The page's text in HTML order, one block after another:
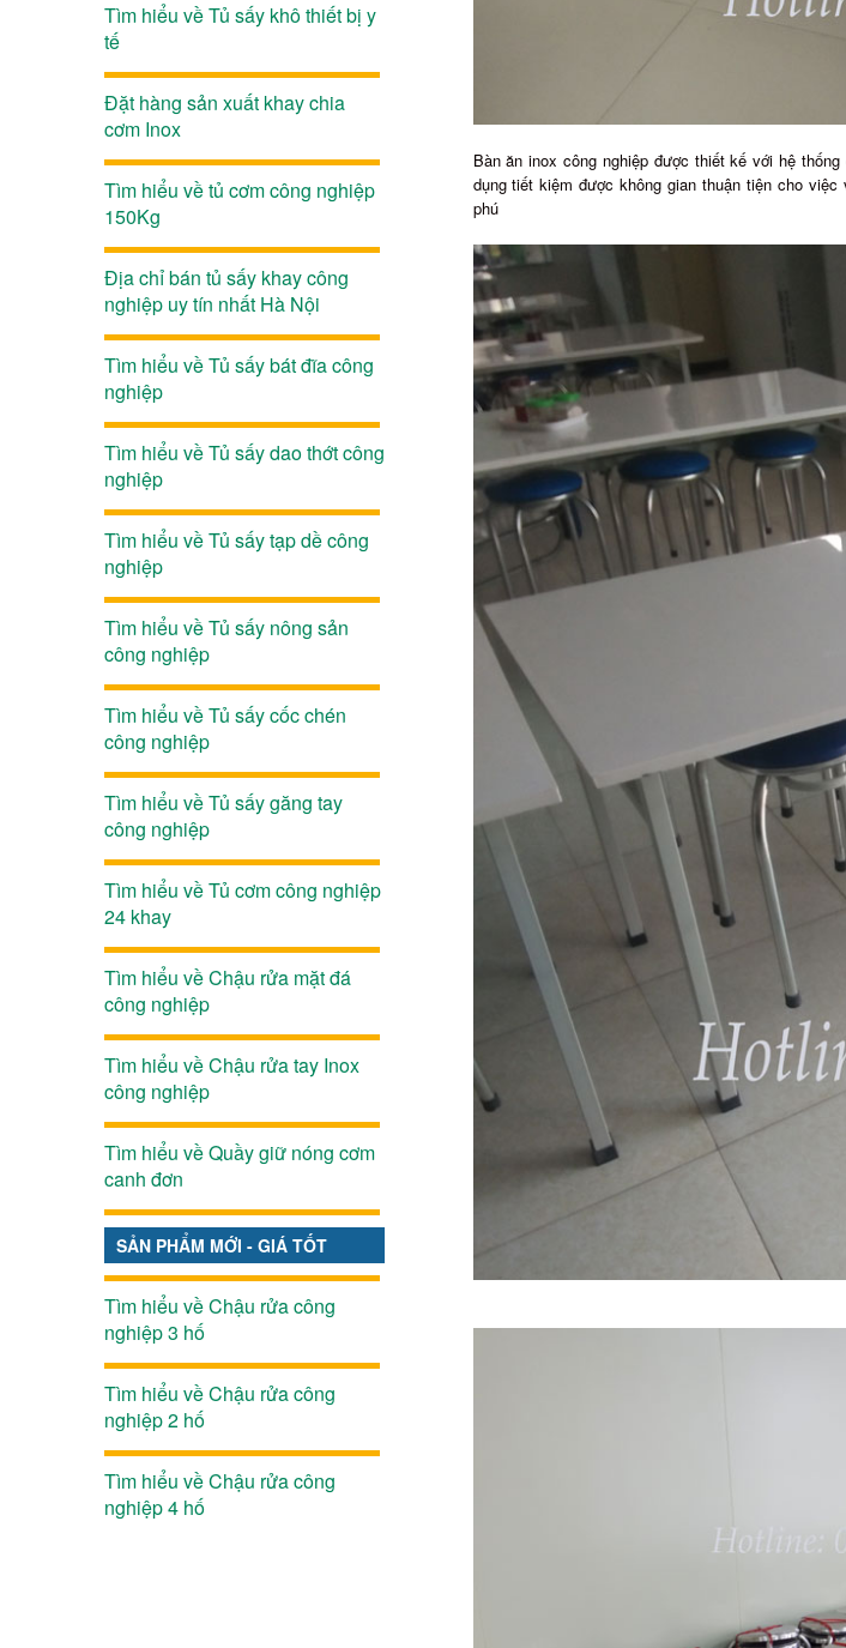
Bàn ăn inox công nghiệp được thiết kế với hệ
dụng tiết kiệm được không gian thuận tiện cho
phú
Tìm hiểu về Tủ sấy khô thiết bị y
tế
Đặt hàng sản xuất khay chia
cơm Inox
Tìm hiểu về tủ cơm công nghiệp
150Kg
Địa chỉ bán tủ sấy khay công
nghiệp uy tín nhất Hà Nội
Tìm hiểu về Tủ sấy bát đĩa công
nghiệp
Tìm hiểu về Tủ sấy dao thớt công
nghiệp
Tìm hiểu về Tủ sấy tạp dề công
nghiệp
Tìm hiểu về Tủ sấy nông sản
công nghiệp
Tìm hiểu về Tủ sấy cốc chén
công nghiệp
Tìm hiểu về Tủ sấy găng tay
công nghiệp
Tìm hiểu về Tủ cơm công nghiệp
24 khay
Tìm hiểu về Chậu rửa mặt đá
công nghiệp
Tìm hiểu về Chậu rửa tay Inox
công nghiệp
Tìm hiểu về Quầy giữ nóng cơm
canh đơn
SẢN PHẨM MỚI - GIÁ TỐT
Tìm hiểu về Chậu rửa công
nghiệp 3 hố
Tìm hiểu về Chậu rửa công
nghiệp 2 hố
Tìm hiểu về Chậu rửa công
nghiệp 4 hố